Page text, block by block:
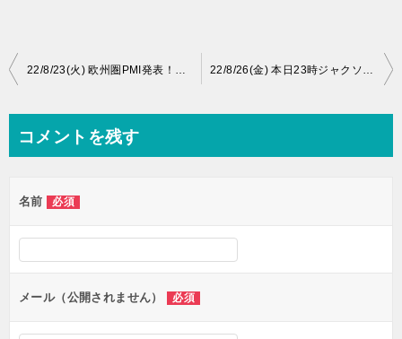
投
ビ
ー
シ
ョ
ン
22/8/23(火) 欧州圏PMI発表！おおよそ予測値通りの結果から 22/8/26(金) 本日23時ジャクソンホールでパウエルFRB議長講演。現状の利上げペース示唆であれば株価は上昇か？
コメントを残す
名前 必須
メール（公開されません） 必須